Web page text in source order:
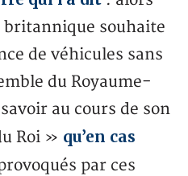
britannique souhaite
de véhicules sans
du Royaume-
au cours de son
Roi » qu’en cas
par ces